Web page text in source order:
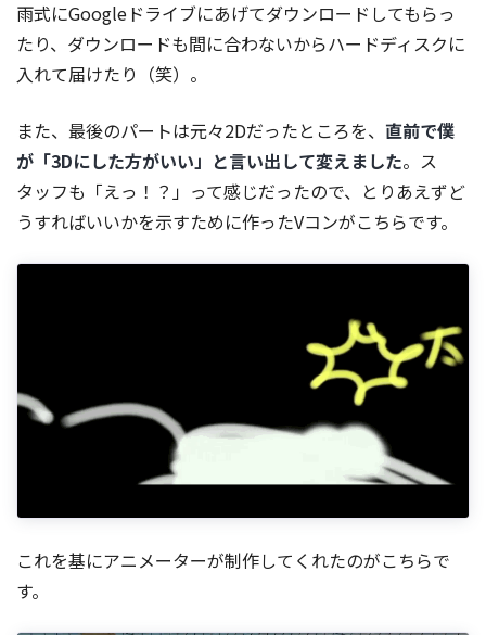
雨式にGoogleドライブにあげてダウンロードしてもらっ
たり、ダウンロードも間に合わないからハードディスクに
入れて届けたり（笑）。
また、最後のパートは元々2Dだったところを、 直前で僕
が「3Dにした方がいい」と言い出して変えました。ス
タッフも「えっ！？」って感じだったので、とりあえずど
うすればいいかを示すために作ったVコンがこちらです。
これを基にアニメーターが制作してくれたのがこちらで
す。